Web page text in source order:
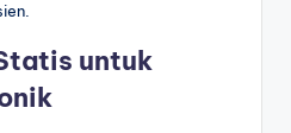
untuk